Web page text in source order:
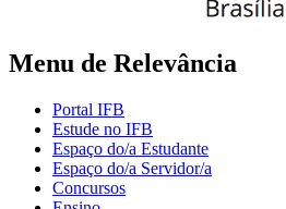
Menu de Relevância
Portal IFB
Estude no IFB
Espaço do/a Estudante
Espaço do/a Servidor/a
Concursos